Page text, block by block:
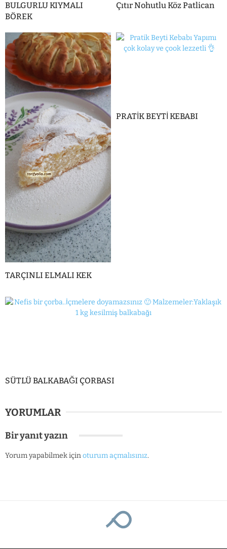
BULGURLU KIYMALI
BÖREK
Çıtır Nohutlu Köz Patlican
TARÇINLI ELMALI KEK
PRATİK BEYTİ KEBABI
SÜTLÜ BALKABAĞI ÇORBASI
YORUMLAR
Bir yanıt yazın
Yorum yapabilmek içinoturum açmalısınız.